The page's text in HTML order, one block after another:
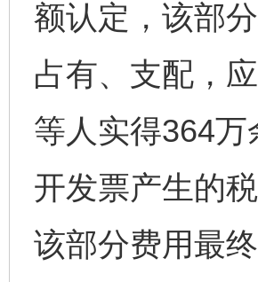
额认定，该部
占有、支配，
等人实得364
开发票产生的
该部分费用最